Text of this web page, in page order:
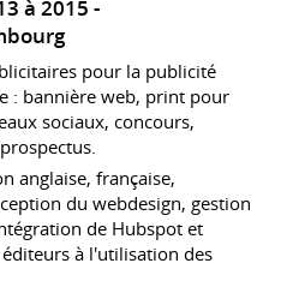
à 2015
pour la publicité
: bannière web, print pour
sociaux, concours,
anglaise, française,
du webdesign, gestion
de Hubspot et
à l'utilisation des